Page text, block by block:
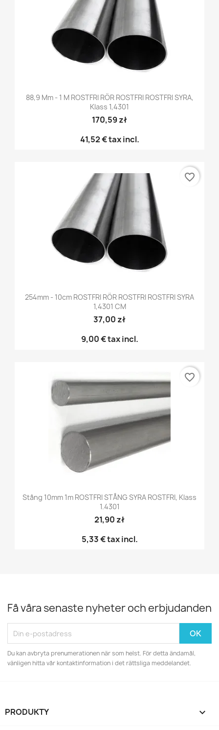
88,9 Mm - 1 M ROSTFRI RÖR ROSTFRI ROSTFRI SYRA,
Klass 1,4301
170,59 zł
41,52 €tax incl.
254mm - 10cm ROSTFRI RÖR ROSTFRI ROSTFRI SYRA
1,4301 CM
37,00 zł
9,00 €tax incl.
favorite_border
Stång 10mm 1m ROSTFRI STÅNG SYRA ROSTFRI, Klass
1.4301
21,90 zł
5,33 €tax incl.
favorite_border
Få våra senaste nyheter och erbjudanden
Du kan avbryta prenumerationen när som helst. För detta ändamål,
vänligen hitta vår kontaktinformation i det rättsliga meddelandet.
PRODUKTY 